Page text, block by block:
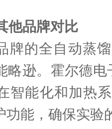
他品牌对比
牌的全自动蒸
略逊。霍尔德
智能化和加热
功能，确保实验